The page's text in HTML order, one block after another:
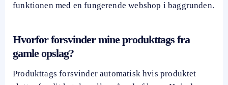
funktionen med en fungerende webshop i baggrunden.
Hvorfor forsvinder mine produkttags fra
gamle opslag?
Produkttags forsvinder automatisk hvis produktet